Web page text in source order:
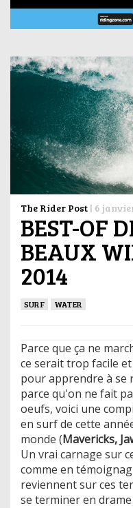
The Rider Post | 6
BEST-OF
BEAUX
2014
SURF WATER
Parce que ça ne
ce serait trop facile
pour apprendre à se
parce qu'on ne fait
oeufs, voici une
en surf de cette
monde (Mavericks,
Un vrai carnage sur
comme en
reviennent sur ces
se terminer en